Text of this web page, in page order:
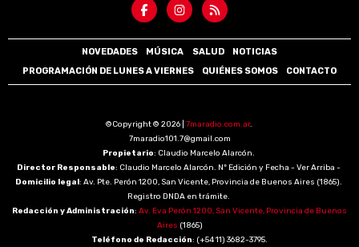
NOVEDADES MÚSICA SALUD
NOTICIAS
PROGRAMACIÓN DE LUNES A VIERNES
QUIÉNES SOMOS CONTACTO
©Copyright © 2026 | 7maradio.com.ar.
7maradio101.7@gmail.com
Propietario: Claudio Marcelo Alarcón.
Director Responsable: Claudio Marcelo Alarcón. Nº Edición y Fecha - Ver Arriba -
Domicilio legal: Av. Pte. Perón 1200, San Vicente, Provincia de Buenos Aires (1865).
Registro DNDA en trámite.
Redacción y Administración: Av. Eva Perón 1200, San Vicente, Provincia de Buenos
Aires (1865)
Teléfono de Redacción: (+54 11) 3682-3795.